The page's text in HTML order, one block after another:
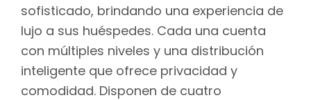
sofisticado, brindando una experiencia de
lujo a sus huéspedes. Cada una cuenta
con múltiples niveles y una distribución
inteligente que ofrece privacidad y
comodidad. Disponen de cuatro